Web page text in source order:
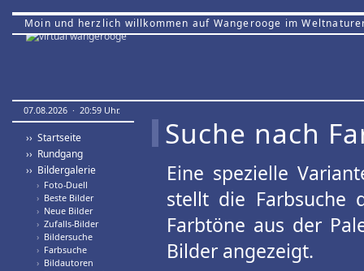
Moin und herzlich willkommen auf Wangerooge im
07.08.2026 · 20:59 Uhr.
›› Startseite
›› Rundgang
›› Bildergalerie
› Foto-Duell
› Beste Bilder
› Neue Bilder
› Zufalls-Bilder
› Bildersuche
› Farbsuche
› Bildautoren
Suche nach
Eine spezielle
stellt die Farbsuche
Farbtöne aus der
Bilder angezeigt.